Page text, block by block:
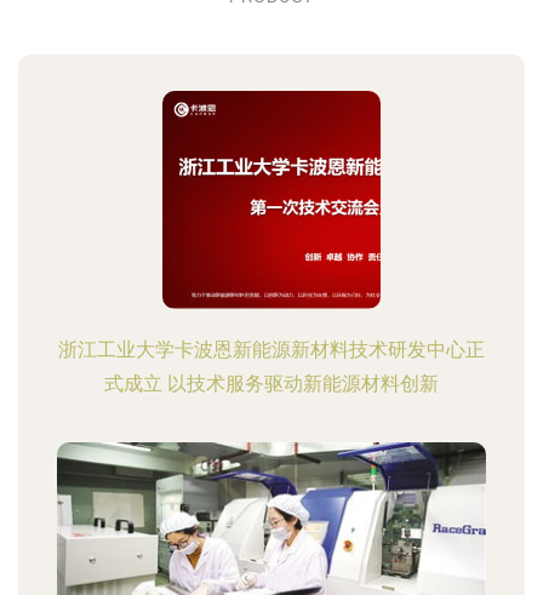
浙江工业大学卡波恩新能源新材料技术研发中心正
式成立 以技术服务驱动新能源材料创新